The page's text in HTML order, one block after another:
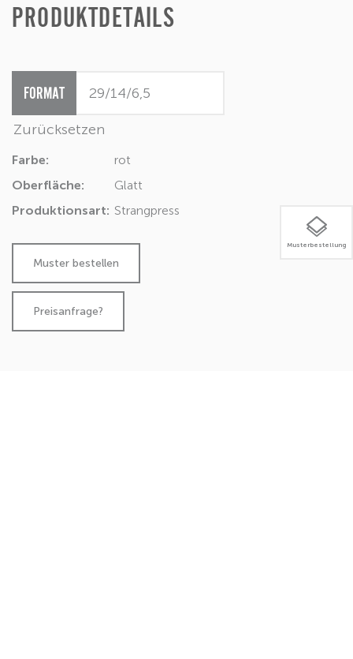
Musterbestellung
PRODUKTDETAILS
FORMAT
Zurücksetzen
Farbe:
rot
Oberfläche:
Glatt
Produktionsart: Strangpress
Preisanfrage?